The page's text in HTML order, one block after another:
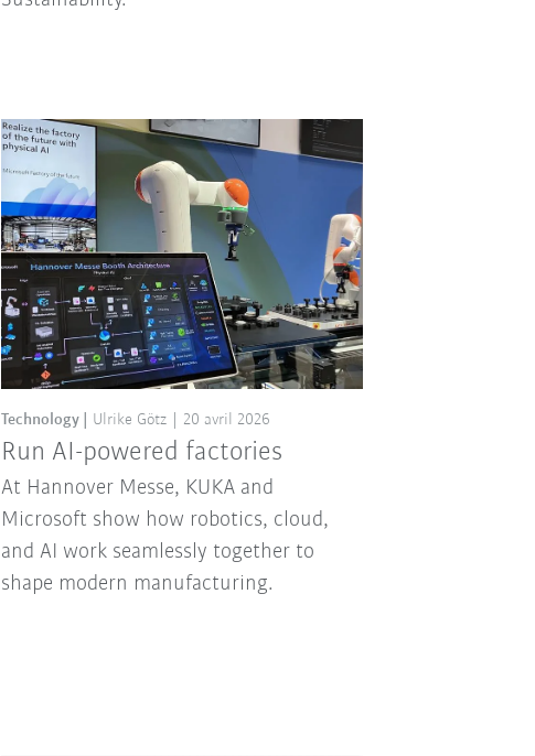
Run AI-powered factories
Technology Ulrike Götz 20 avril 2026
At Hannover Messe, KUKA and
Microsoft show how robotics, cloud,
and AI work seamlessly together to
shape modern manufacturing.